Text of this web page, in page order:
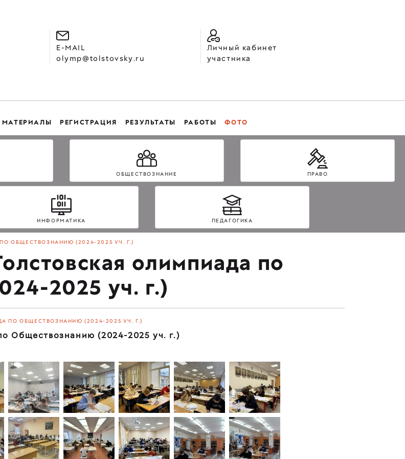
E-MAIL
olymp@tolstovsky.ru
Личный кабинет
участника
МАТЕРИАЛЫ РЕГИСТРАЦИЯ РЕЗУЛЬТАТЫ РАБОТЫ ФОТО
ОБЩЕСТВОЗНАНИЕ ПРАВО
ИНФОРМАТИКА ПЕДАГОГИКА
ОБЩЕСТВОЗНАНИЮ (2024-2025 УЧ. Г.)
олимпиада по
2025 уч. г.)
ПО ОБЩЕСТВОЗНАНИЮ (2024-2025 УЧ. Г.)
Обществознанию (2024-2025 уч. г.)